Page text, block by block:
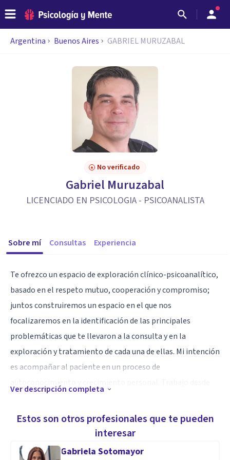
Argentina Buenos Aires GABRIEL MURUZABAL
No verificado
Gabriel Muruzabal
LICENCIADO EN PSICOLOGIA - PSICOANALISTA
Sobre mí Consultas Experiencia
Te ofrezco un espacio de exploración clínico-psicoanalítico,
basado en el respeto mutuo, cooperación y compromiso;
juntos construiremos un espacio en el que nos
focalizaremos en la identificación de las principales
problemáticas que te llevaron a la consulta y en la
exploración y tratamiento de cada una de ellas. Mi intención
es acompañar al paciente en un proceso de
haciendo especial énfasis en la singularidad de cada
paciente, en la mas estricta confidencialidad, y en el
respeto de la diversidad.
Ver descripción completa
Estos son otros profesionales que te pueden
interesar
Gabriela Sotomayor